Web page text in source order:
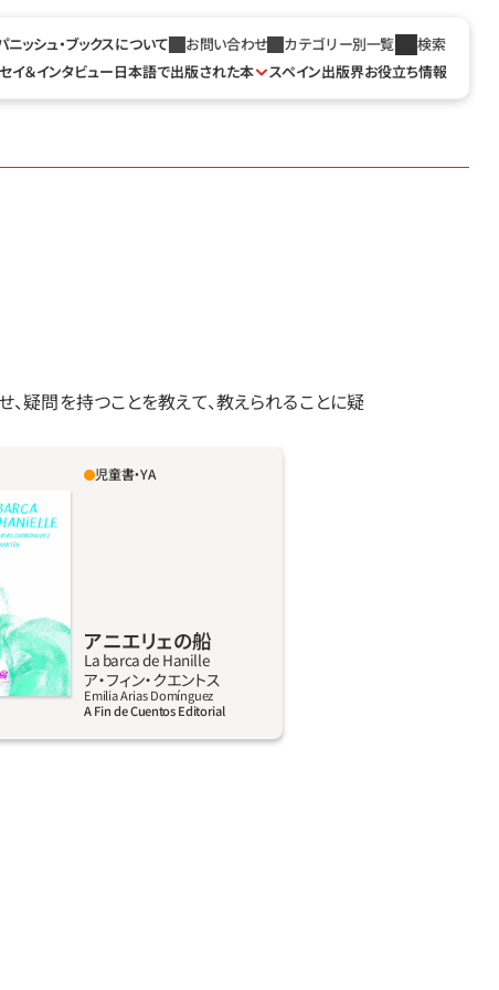
ニッシュ・ブックスについて お問い合わせ カテゴリー別一覧
検索
イ＆インタビュー日本語で出版された本 スペイン出版界お役立ち情報
疑問を持つことを教えて、教えられることに疑
つの旅に居合わせる。ひとつは大型
女の子の幸せな旅で、食べ物や飲み
あり、夜はダンスを踊り、波の音が
りを誘う。もうひとつは、アニエリ
、他の乗客たちが薄っぺらな小舟
海を渡る、苦難に満ちた不確かな
休暇のため、もうひとりは安全で
せる場所を見つけるための旅だ。絵
ーリーを語るが、本文は後者を語
虫メガネを使うと見つけられる隠し
ふたりの少女はやがて出会い、お互
詳しく見る
児童書・YA
アニエリェの船
La barca de Hanille
ア‧フィン‧クエントス
Emilia Arias Domínguez
A Fin de Cuentos Editorial